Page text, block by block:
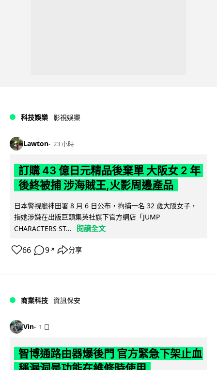
科技娛樂 影視娛樂
Lawton 23 小時
訂購 43 億日元精品後棄單 大阪女 2 年
後終被捕 涉海賊王,火影周邊產品
日本警視廳神田署 8 月 6 日公布，拘捕一名 32 歲大阪女子，
指她涉嫌在出版巨頭集英社旗下官方網店「JUMP
CHARACTERS ST...
閱讀全文
66 9 ↗ 分享
商業科技 資訊保安
Vin 1 日
智博通路由器爆後門 官方緊急下架止血